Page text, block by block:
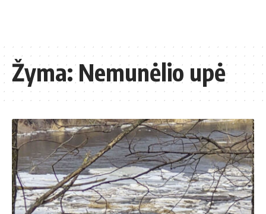
Žyma:Nemunėlio upė